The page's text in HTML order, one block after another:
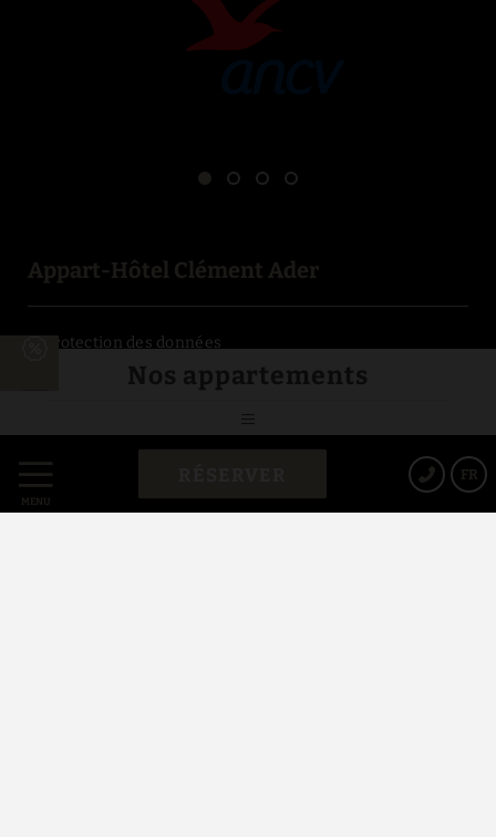
MENU
FR
Nos appartements
Appart-Hôtel Clément Ader
Protection des données
Avis Juridique